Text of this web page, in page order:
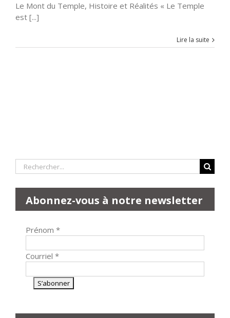
Le Mont du Temple, Histoire et Réalités « Le Temple
est [...]
Lire la suite
Rechercher:
Abonnez-vous à notre newsletter
Prénom *
Courriel *